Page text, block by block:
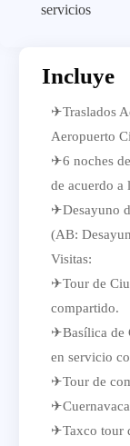
servicios
Incluye
✈Traslados
Aeropuerto
✈6 noches
de acuerdo a
✈Desayuno
(AB:
Visitas:
✈Tour de
compartido.
✈Basílica de
en servicio
✈Tour de
✈Taxco tour